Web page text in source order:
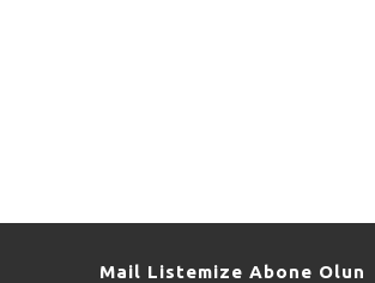
Mail Listemize Abone Olun